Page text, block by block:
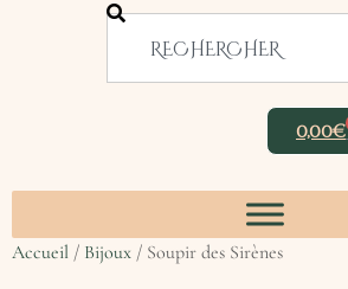
0,00€
Accueil / Bijoux / Soupir des Sirènes